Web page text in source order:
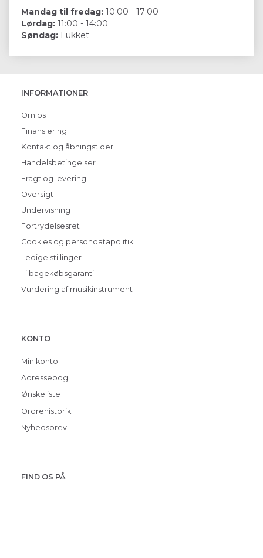
Mandag til fredag: 10:00 - 17:00
Lørdag: 11:00 - 14:00
Søndag: Lukket
INFORMATIONER
Om os
Finansiering
Kontakt og åbningstider
Handelsbetingelser
Fragt og levering
Oversigt
Undervisning
Fortrydelsesret
Cookies og persondatapolitik
Ledige stillinger
Tilbagekøbsgaranti
Vurdering af musikinstrument
KONTO
Min konto
Adressebog
Ønskeliste
Ordrehistorik
Nyhedsbrev
FIND OS PÅ